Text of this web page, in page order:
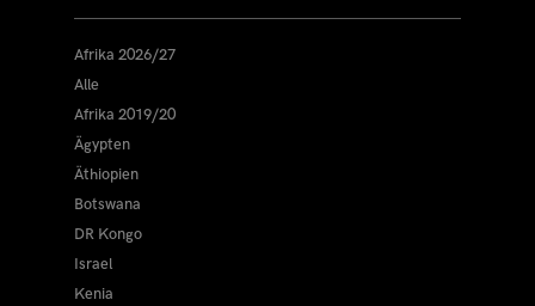
Afrika 2026/27
Alle
Afrika 2019/20
Ägypten
Äthiopien
Botswana
DR Kongo
Israel
Kenia